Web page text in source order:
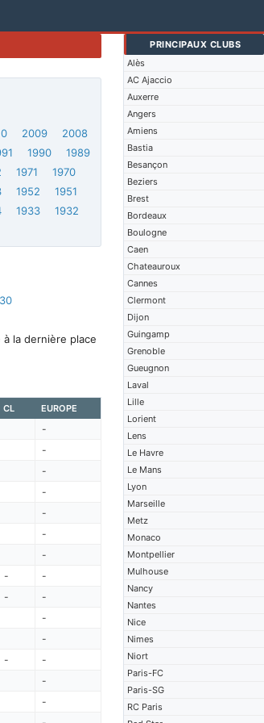
PRINCIPAUX CLUBS
Alès
AC Ajaccio
Auxerre
Angers
Amiens
Bastia
Besançon
Beziers
Brest
Bordeaux
Boulogne
Caen
Chateauroux
Cannes
Clermont
Dijon
Guingamp
Grenoble
Gueugnon
Laval
Lille
Lorient
Lens
Le Havre
Le Mans
Lyon
Marseille
Metz
Monaco
Montpellier
Mulhouse
Nancy
Nantes
Nice
Nimes
Niort
Paris-FC
Paris-SG
RC Paris
2009
2008
1990
1989
1971
1970
1952
1951
1933
1932
30
la dernière place
CL EUROPE
-
-
-
-
-
-
-
-
-
-
-
-
-
-
-
-
-